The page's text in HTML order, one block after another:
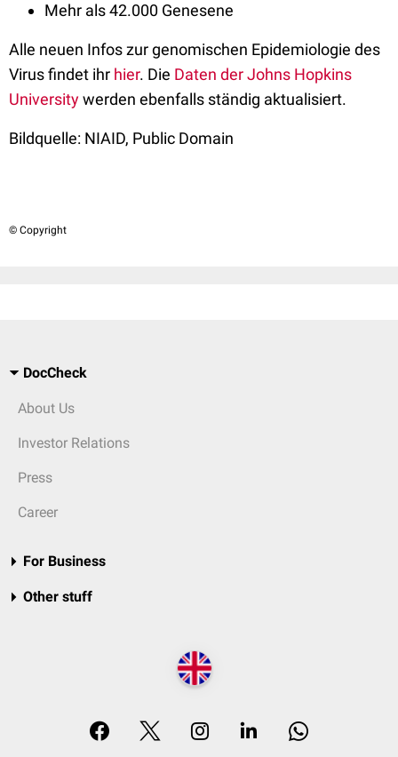
Mehr als 42.000 Genesene
Alle neuen Infos zur genomischen Epidemiologie des
Virus findet ihr hier. Die Daten der Johns Hopkins
Universitywerden ebenfalls ständig aktualisiert.
Bildquelle: NIAID, Public Domain
© Copyright
DocCheck
About Us
Investor Relations
Press
Career
For Business
Other stuff